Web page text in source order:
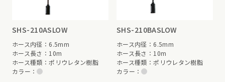
SHS-210ASLOW
ホース内径：6.5mm
ホース長さ：10m
ホース種類：ポリウレタン樹脂
カラー：
SHS-210BASLOW
ホース内径：6.5mm
ホース長さ：10m
ホース種類：ポリウレタン樹脂
カラー：